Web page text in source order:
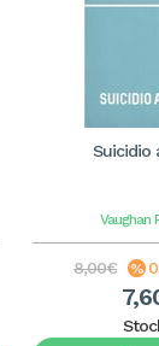
Suicidio
Vaughan
8,00€